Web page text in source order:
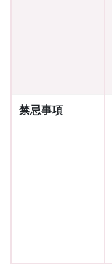
禁忌事項